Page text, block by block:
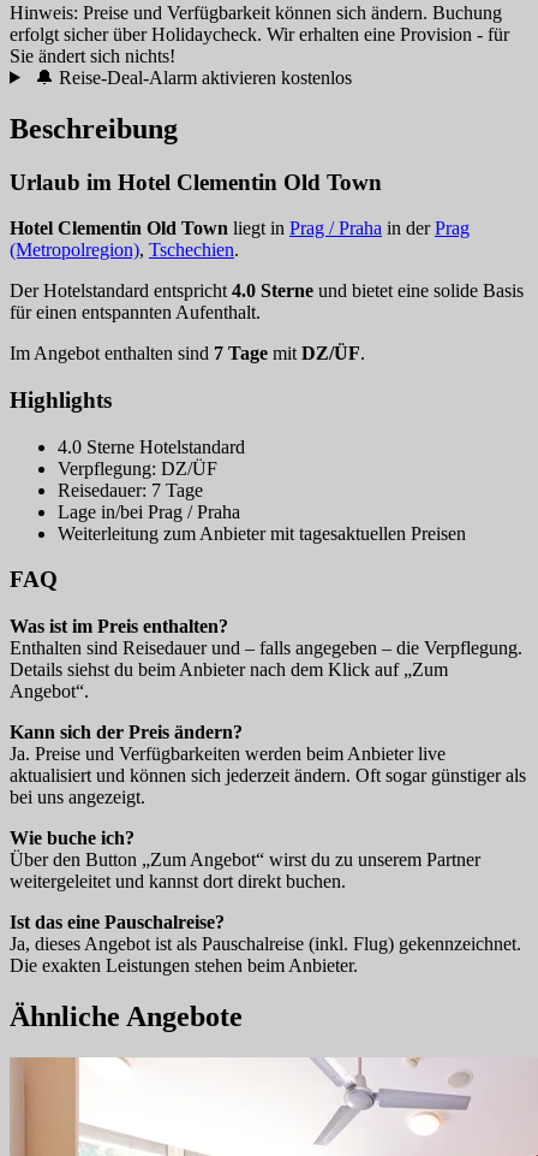
Hinweis: Preise und Verfügbarkeit können sich ändern. Buchung
erfolgt sicher über Holidaycheck. Wir erhalten eine Provision - für
Sie ändert sich nichts!
🔔 Reise-Deal-Alarm aktivieren kostenlos
Beschreibung
Urlaub im Hotel Clementin Old Town
Hotel Clementin Old Town liegt in Prag / Praha in derPrag
(Metropolregion), Tschechien.
Der Hotelstandard entspricht 4.0 Sterne und bietet eine solide Basis
für einen entspannten Aufenthalt.
Im Angebot enthalten sind 7 Tage mit DZ/ÜF.
Highlights
4.0 Sterne Hotelstandard
Verpflegung: DZ/ÜF
Reisedauer: 7 Tage
Lage in/bei Prag / Praha
Weiterleitung zum Anbieter mit tagesaktuellen Preisen
FAQ
Was ist im Preis enthalten?
Enthalten sind Reisedauer und – falls angegeben – die Verpflegung.
Details siehst du beim Anbieter nach dem Klick auf „Zum
Angebot“.
Kann sich der Preis ändern?
Ja. Preise und Verfügbarkeiten werden beim Anbieter live
aktualisiert und können sich jederzeit ändern. Oft sogar günstiger als
bei uns angezeigt.
Wie buche ich?
Über den Button „Zum Angebot“ wirst du zu unserem Partner
weitergeleitet und kannst dort direkt buchen.
Ist das eine Pauschalreise?
Ja, dieses Angebot ist als Pauschalreise (inkl. Flug) gekennzeichnet.
Die exakten Leistungen stehen beim Anbieter.
Ähnliche Angebote